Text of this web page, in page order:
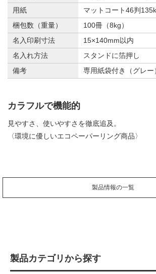
用紙
マットコート46判
梱包数（重量）
100冊（8kg）
名入印刷寸法
15×140mm以内
名入れ方法
スタンドに箔押し
備考
専用紙袋付き（グレー
カラフルで機能的
見やすさ、使いやすさを徹底追及。
〈環境に優しいエコペーパーリング商品〉
製品情報の一覧
製品カテゴリから探す